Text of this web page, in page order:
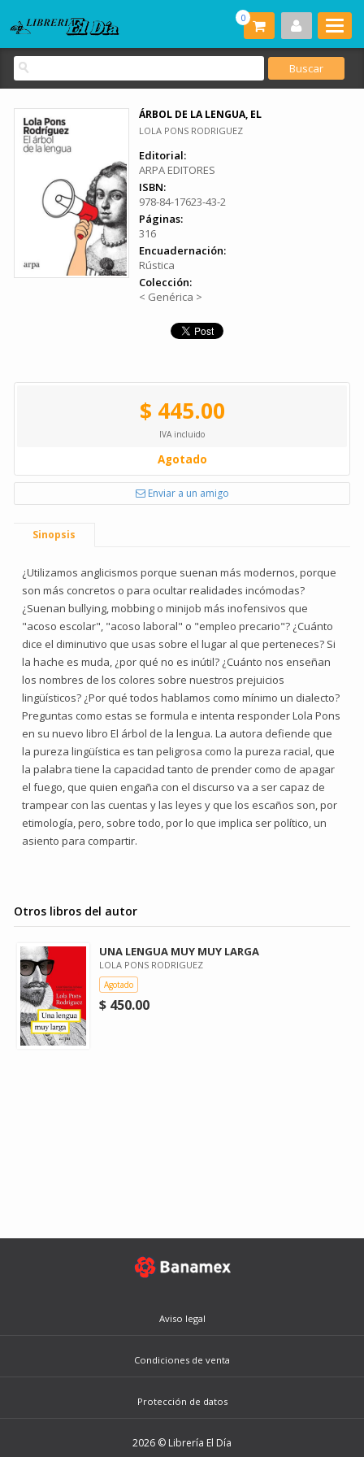
0
ÁRBOL DE LA LENGUA, EL
LOLA PONS RODRIGUEZ
Editorial:
ARPA EDITORES
ISBN:
978-84-17623-43-2
Páginas:
316
Encuadernación:
Rústica
Colección:
< Genérica >
$ 445.00
IVA incluido
Agotado
Enviar a un amigo
Sinopsis
¿Utilizamos anglicismos porque suenan más modernos, porque
son más concretos o para ocultar realidades incómodas?
¿Suenan bullying, mobbing o minijob más inofensivos que
"acoso escolar", "acoso laboral" o "empleo precario"? ¿Cuánto
dice el diminutivo que usas sobre el lugar al que perteneces? Si
la hache es muda, ¿por qué no es inútil? ¿Cuánto nos enseñan
los nombres de los colores sobre nuestros prejuicios
lingüísticos? ¿Por qué todos hablamos como mínimo un dialecto?
Preguntas como estas se formula e intenta responder Lola Pons
en su nuevo libro El árbol de la lengua. La autora defiende que
la pureza lingüística es tan peligrosa como la pureza racial, que
la palabra tiene la capacidad tanto de prender como de apagar
el fuego, que quien engaña con el discurso va a ser capaz de
trampear con las cuentas y las leyes y que los escaños son, por
etimología, pero, sobre todo, por lo que implica ser político, un
asiento para compartir.
Otros libros del autor
UNA LENGUA MUY MUY LARGA
LOLA PONS RODRIGUEZ
Agotado
$ 450.00
Aviso legal
Condiciones de venta
Protección de datos
2026 © Librería El Día